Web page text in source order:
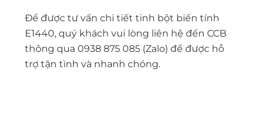
Để được tư vấn chi tiết tinh bột biến tính
E1440, quý khách vui lòng liên hệ đến CCB
thông qua 0938 875 085 (Zalo) để được hỗ
trợ tận tình và nhanh chóng.